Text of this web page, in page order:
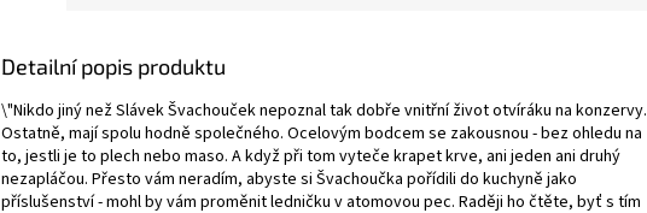
Detailní popis produktu
\"Nikdo jiný než Slávek Švachouček nepoznal tak dobře vnitřní život otvíráku na konzervy.
Ostatně, mají spolu hodně společného. Ocelovým bodcem se zakousnou - bez ohledu na
to, jestli je to plech nebo maso. A když při tom vyteče krapet krve, ani jeden ani druhý
nezapláčou. Přesto vám neradím, abyste si Švachoučka pořídili do kuchyně jako
příslušenství - mohl by vám proměnit ledničku v atomovou pec. Raději ho čtěte, byť s tím